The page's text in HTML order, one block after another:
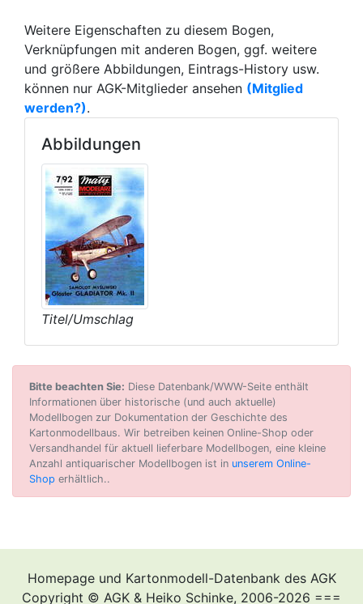
Weitere Eigenschaften zu diesem Bogen,
Verknüpfungen mit anderen Bogen, ggf. weitere
und größere Abbildungen, Eintrags-History usw.
können nur AGK-Mitglieder ansehen (Mitglied
werden?).
Abbildungen
Titel/Umschlag
Bitte beachten Sie: Diese Datenbank/WWW-Seite enthält
Informationen über historische (und auch aktuelle)
Modellbogen zur Dokumentation der Geschichte des
Kartonmodellbaus. Wir betreiben keinen Online-Shop oder
Versandhandel für aktuell lieferbare Modellbogen, eine kleine
Anzahl antiquarischer Modellbogen ist in unserem Online-
Shop erhältlich..
Homepage und Kartonmodell-Datenbank des AGK
Copyright © AGK & Heiko Schinke, 2006-2026 ===